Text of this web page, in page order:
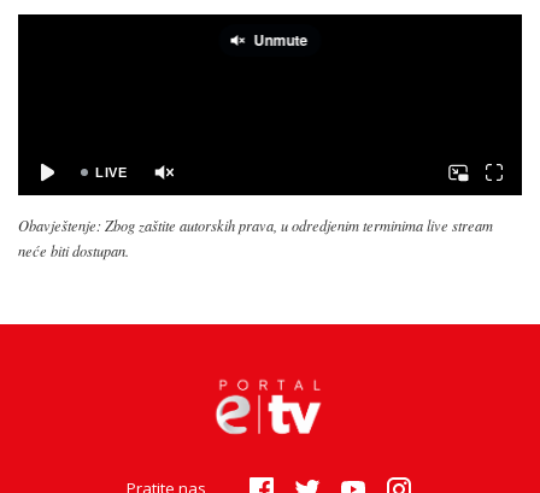
Obavještenje: Zbog zaštite autorskih prava, u odredjenim terminima live stream
neće biti dostupan.
Pratite nas